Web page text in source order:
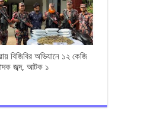
বিজিবির অভিযানে ১২ কেজি
জব্দ, আটক ১